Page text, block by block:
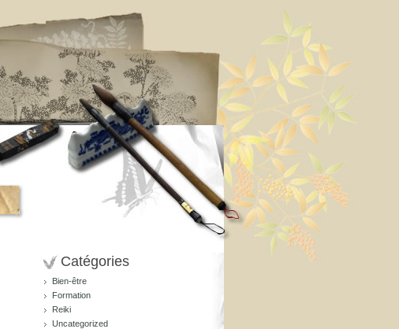
Catégories
Bien-être
Formation
Reiki
Uncategorized